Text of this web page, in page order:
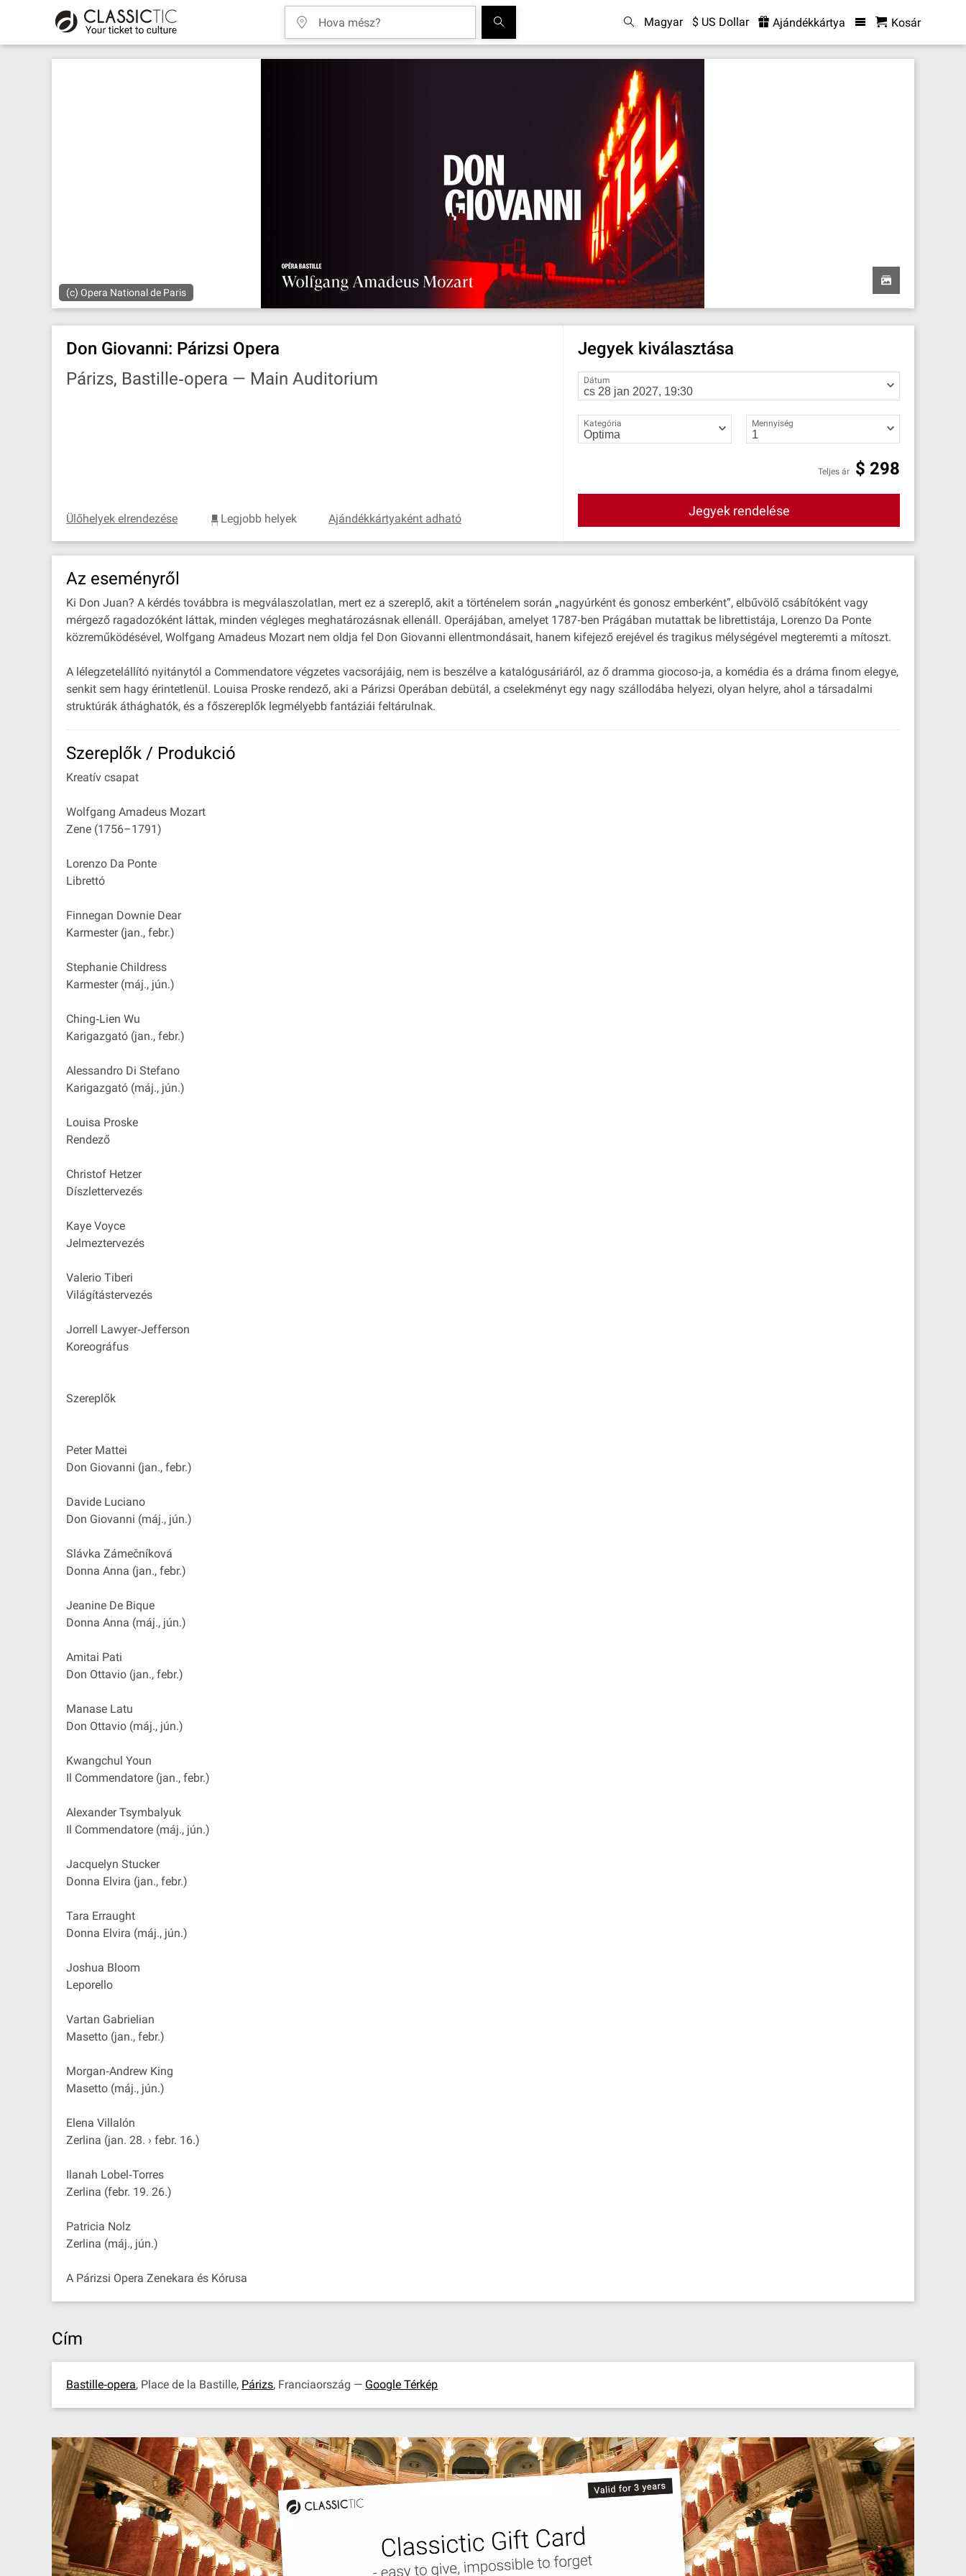
Magyar $ US Dollar Ajándékkártya Kosár
(c) Opera National de Paris
Don Giovanni: Párizsi Opera
Párizs, Bastille‐opera — Main Auditorium
Ülőhelyek elrendezése Legjobb helyek Ajándékkártyaként adható
Jegyek kiválasztása
Dátum
Kategória Mennyiség
Teljes ár $ 298
Jegyek rendelése
Az eseményről
Ki Don Juan? A kérdés továbbra is megválaszolatlan, mert ez a szereplő, akit a történelem során „nagyúrként és gonosz emberként”, elbűvölő csábítóként vagy
mérgező ragadozóként láttak, minden végleges meghatározásnak ellenáll. Operájában, amelyet 1787‐ben Prágában mutattak be librettistája, Lorenzo Da Ponte
közreműködésével, Wolfgang Amadeus Mozart nem oldja fel Don Giovanni ellentmondásait, hanem kifejező erejével és tragikus mélységével megteremti a mítoszt.
A lélegzetelállító nyitánytól a Commendatore végzetes vacsorájáig, nem is beszélve a katalógusáriáról, az ő dramma giocoso‐ja, a komédia és a dráma finom elegye,
senkit sem hagy érintetlenül. Louisa Proske rendező, aki a Párizsi Operában debütál, a cselekményt egy nagy szállodába helyezi, olyan helyre, ahol a társadalmi
struktúrák áthághatók, és a főszereplők legmélyebb fantáziái feltárulnak.
Szereplők / Produkció
Kreatív csapat
Wolfgang Amadeus Mozart
Zene (1756–1791)
Lorenzo Da Ponte
Librettó
Finnegan Downie Dear
Karmester (jan., febr.)
Stephanie Childress
Karmester (máj., jún.)
Ching‐Lien Wu
Karigazgató (jan., febr.)
Alessandro Di Stefano
Karigazgató (máj., jún.)
Louisa Proske
Rendező
Christof Hetzer
Díszlettervezés
Kaye Voyce
Jelmeztervezés
Valerio Tiberi
Világítástervezés
Jorrell Lawyer‐Jefferson
Koreográfus
Szereplők
Peter Mattei
Don Giovanni (jan., febr.)
Davide Luciano
Don Giovanni (máj., jún.)
Slávka Zámečníková
Donna Anna (jan., febr.)
Jeanine De Bique
Donna Anna (máj., jún.)
Amitai Pati
Don Ottavio (jan., febr.)
Manase Latu
Don Ottavio (máj., jún.)
Kwangchul Youn
Il Commendatore (jan., febr.)
Alexander Tsymbalyuk
Il Commendatore (máj., jún.)
Jacquelyn Stucker
Donna Elvira (jan., febr.)
Tara Erraught
Donna Elvira (máj., jún.)
Joshua Bloom
Leporello
Vartan Gabrielian
Masetto (jan., febr.)
Morgan‐Andrew King
Masetto (máj., jún.)
Elena Villalón
Zerlina (jan. 28. › febr. 16.)
Ilanah Lobel‐Torres
Zerlina (febr. 19. 26.)
Patricia Nolz
Zerlina (máj., jún.)
A Párizsi Opera Zenekara és Kórusa
Cím
Bastille‐opera, Place de la Bastille, Párizs, Franciaország — Google Térkép